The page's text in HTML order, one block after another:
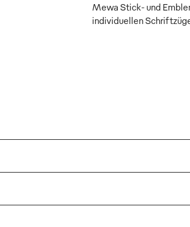
Mewa Stick- und
individuellen